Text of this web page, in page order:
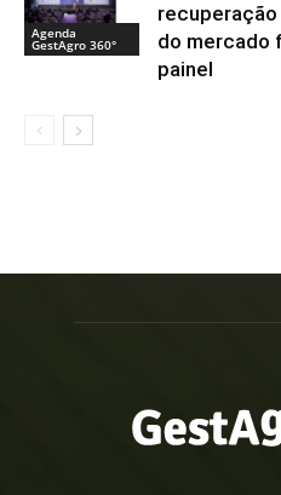
Agenda
GestAgro 360°
do mercado
painel